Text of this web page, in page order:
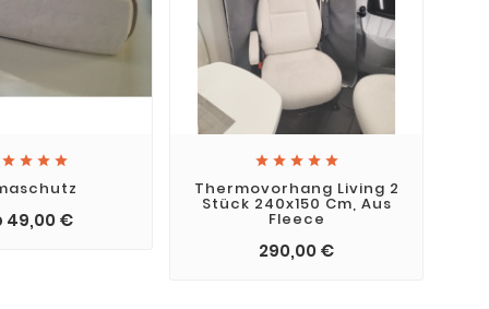
   
49,00 €
    
Thermovorhang Living 2
Stück 240x150 Cm, Aus
Fleece
290,00 €